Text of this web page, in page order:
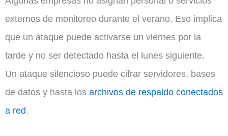
externos de monitoreo durante el verano. Eso implica
que un ataque puede activarse un viernes por la
tarde y no ser detectado hasta el lunes siguiente.
Un ataque silencioso puede cifrar servidores, bases
de datos y hasta los archivos de respaldo conectados
a red.